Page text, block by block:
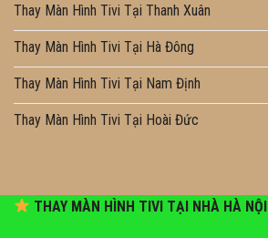
Thay Màn Hình Tivi Tại Thanh Xuân
Thay Màn Hình Tivi Tại Hà Đông
Thay Màn Hình Tivi Tại Nam Định
Thay Màn Hình Tivi Tại Hoài Đức
THAY MÀN HÌNH TIVI TẠI NHÀ HÀ NỘI